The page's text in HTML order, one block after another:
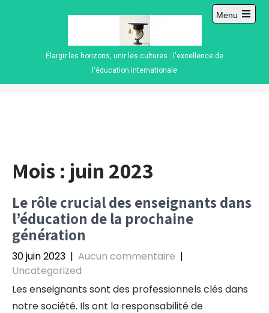
Élargir les horizons, unir les cultures : l'excellence de
l'éducation internationale
Menu
Open
Mois : juin 2023
Le rôle crucial des enseignants dans
l’éducation de la prochaine
génération
30 juin 2023 | Aucun commentaire |
Uncategorized
Les enseignants sont des professionnels clés dans
notre société. Ils ont la responsabilité de